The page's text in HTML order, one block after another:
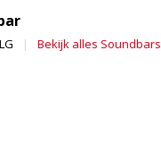
LG Bekijk alles Soundbars